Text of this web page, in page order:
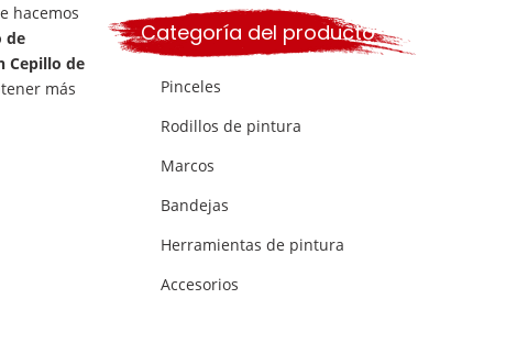
hacemos
de
Cepillo de
más
Categoría del producto
Pinceles
Rodillos de pintura
Marcos
Bandejas
Herramientas de pintura
Accesorios